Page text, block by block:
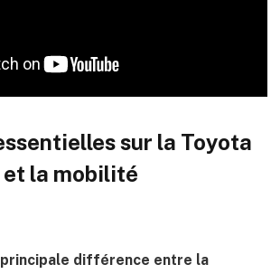
sur la Toyota
la mobilité
différence entre la